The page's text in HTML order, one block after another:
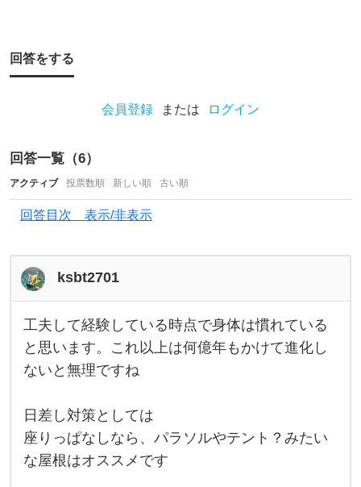
？
こ
、
初
心
者
士
で
釣
り
に
回答をする
会員登録 または ログイン
回答一覧（6）
アクティブ 投票数順 新しい順 古い順
回答目次 表示/非表示
ksbt2701
工
夫
し
て
し
て
い
る
時
工夫して経験している時点で身体は慣れている
と思います。これ以上は何億年もかけて進化し
ないと無理ですね
日差し対策としては
座りっぱなしなら、パラソルやテント？みたい
な屋根はオススメです